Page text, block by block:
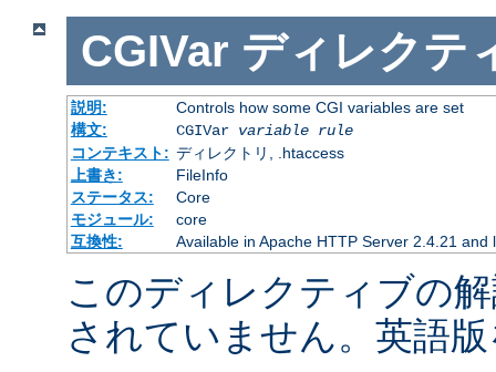
CGIVar ディレクテ
説明:
Controls how some CGI variables are set
構文:
CGIVar variable rule
コンテキスト: ディレクトリ, .htaccess
上書き:
FileInfo
ステータス:
Core
モジュール:
core
互換性:
Available in Apache HTTP Server 2.4.21 and
このディレクティブの
されていません。英語